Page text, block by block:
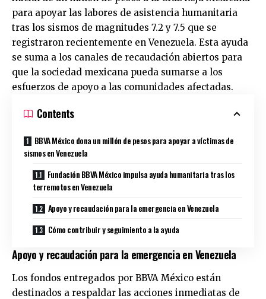
para apoyar las labores de asistencia humanitaria
tras los sismos de magnitudes 7.2 y 7.5 que se
registraron recientemente en Venezuela. Esta ayuda
se suma a los canales de recaudación abiertos para
que la sociedad mexicana pueda sumarse a los
esfuerzos de apoyo a las comunidades afectadas.
Contents
BBVA México dona un millón de pesos para apoyar a víctimas de
sismos en Venezuela
Fundación BBVA México impulsa ayuda humanitaria tras los
terremotos en Venezuela
Apoyo y recaudación para la emergencia en Venezuela
Cómo contribuir y seguimiento a la ayuda
Apoyo y recaudación para la emergencia en Venezuela
Los fondos entregados por BBVA México están
destinados a respaldar las acciones inmediatas de